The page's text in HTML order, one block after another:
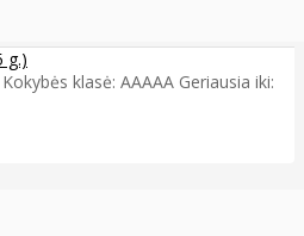
g.)
klasė: AAAAA Geriausia iki: